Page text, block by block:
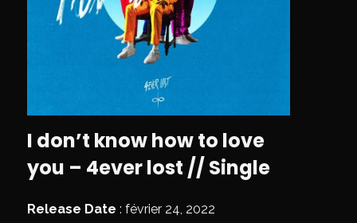
I don’t know how to love
you – 4ever lost // Single
Release Date : février 24, 2022